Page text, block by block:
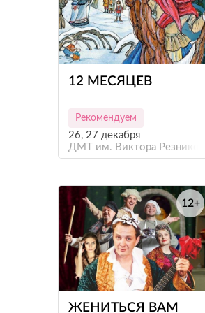
е
12 МЕСЯЦЕВ
Рекомендуем
26, 27 декабря
ДМТ им. Виктора Резникова
е
ЖЕНИТЬСЯ ВАМ
12+